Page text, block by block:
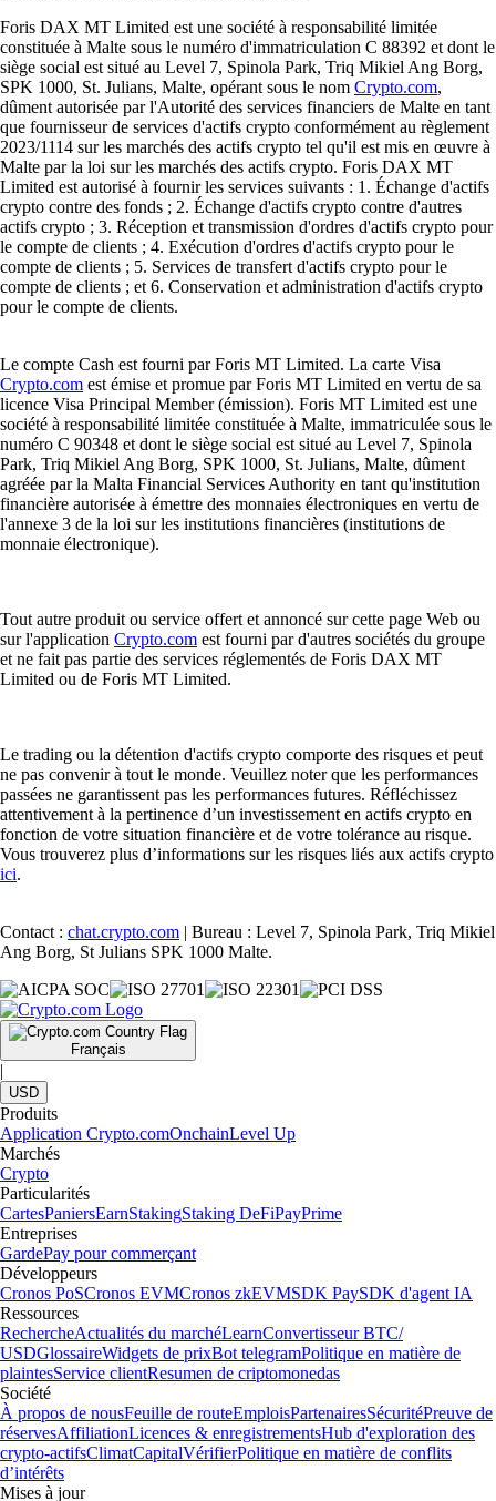
Foris DAX MT Limited est une société à responsabilité limitée
constituée à Malte sous le numéro d'immatriculation C 88392 et dont le
siège social est situé au Level 7, Spinola Park, Triq Mikiel Ang Borg,
SPK 1000, St. Julians, Malte, opérant sous le nom Crypto.com,
dûment autorisée par l'Autorité des services financiers de Malte en tant
que fournisseur de services d'actifs crypto conformément au règlement
2023/1114 sur les marchés des actifs crypto tel qu'il est mis en œuvre à
Malte par la loi sur les marchés des actifs crypto. Foris DAX MT
Limited est autorisé à fournir les services suivants : 1. Échange d'actifs
crypto contre des fonds ; 2. Échange d'actifs crypto contre d'autres
actifs crypto ; 3. Réception et transmission d'ordres d'actifs crypto pour
le compte de clients ; 4. Exécution d'ordres d'actifs crypto pour le
compte de clients ; 5. Services de transfert d'actifs crypto pour le
compte de clients ; et 6. Conservation et administration d'actifs crypto
pour le compte de clients.
Le compte Cash est fourni par Foris MT Limited. La carte Visa
Crypto.com est émise et promue par Foris MT Limited en vertu de sa
licence Visa Principal Member (émission). Foris MT Limited est une
société à responsabilité limitée constituée à Malte, immatriculée sous le
numéro C 90348 et dont le siège social est situé au Level 7, Spinola
Park, Triq Mikiel Ang Borg, SPK 1000, St. Julians, Malte, dûment
agréée par la Malta Financial Services Authority en tant qu'institution
financière autorisée à émettre des monnaies électroniques en vertu de
l'annexe 3 de la loi sur les institutions financières (institutions de
monnaie électronique).
Tout autre produit ou service offert et annoncé sur cette page Web ou
sur l'application Crypto.com est fourni par d'autres sociétés du groupe
et ne fait pas partie des services réglementés de Foris DAX MT
Limited ou de Foris MT Limited.
Le trading ou la détention d'actifs crypto comporte des risques et peut
ne pas convenir à tout le monde. Veuillez noter que les performances
passées ne garantissent pas les performances futures. Réfléchissez
attentivement à la pertinence d’un investissement en actifs crypto en
fonction de votre situation financière et de votre tolérance au risque.
Vous trouverez plus d’informations sur les risques liés aux actifs crypto
ici.
Contact : chat.crypto.com | Bureau : Level 7, Spinola Park, Triq Mikiel
Ang Borg, St Julians SPK 1000 Malte.
Français
|
USD
Produits
Application Crypto.comOnchainLevel Up
Marchés
Crypto
Particularités
CartesPaniersEarnStakingStaking DeFiPayPrime
Entreprises
GardePay pour commerçant
Développeurs
Cronos PoSCronos EVMCronos zkEVMSDK PaySDK d'agent IA
Ressources
RechercheActualités du marchéLearnConvertisseur BTC/
USDGlossaireWidgets de prixBot telegramPolitique en matière de
plaintesService clientResumen de criptomonedas
Société
À propos de nousFeuille de routeEmploisPartenairesSécuritéPreuve de
réservesAffiliationLicences & enregistrementsHub d'exploration des
crypto-actifsClimatCapitalVérifierPolitique en matière de conflits
d’intérêts
Mises à jour